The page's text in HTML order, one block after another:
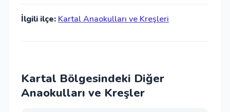
İlgili ilçe: Kartal Anaokulları ve Kreşleri
Kartal Bölgesindeki Diğer
Anaokulları ve Kreşler